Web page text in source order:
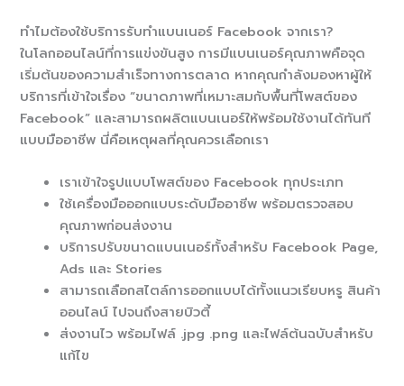
ทำไมต้องใช้บริการรับทำแบนเนอร์ Facebook จากเรา?
ในโลกออนไลน์ที่การแข่งขันสูง การมีแบนเนอร์คุณภาพคือจุด
เริ่มต้นของความสำเร็จทางการตลาด หากคุณกำลังมองหาผู้ให้
บริการที่เข้าใจเรื่อง “ขนาดภาพที่เหมาะสมกับพื้นที่โพสต์ของ
Facebook” และสามารถผลิตแบนเนอร์ให้พร้อมใช้งานได้ทันที
แบบมืออาชีพ นี่คือเหตุผลที่คุณควรเลือกเรา
เราเข้าใจรูปแบบโพสต์ของ Facebook ทุกประเภท
ใช้เครื่องมือออกแบบระดับมืออาชีพ พร้อมตรวจสอบ
คุณภาพก่อนส่งงาน
บริการปรับขนาดแบนเนอร์ทั้งสำหรับ Facebook Page,
Ads และ Stories
สามารถเลือกสไตล์การออกแบบได้ทั้งแนวเรียบหรู สินค้า
ออนไลน์ ไปจนถึงสายบิวตี้
ส่งงานไว พร้อมไฟล์ .jpg .png และไฟล์ต้นฉบับสำหรับ
แก้ไข